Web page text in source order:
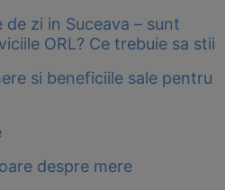
zi in Suceava – sunt
ORL? Ce trebuie sa stii
si beneficiile sale pentru
despre mere